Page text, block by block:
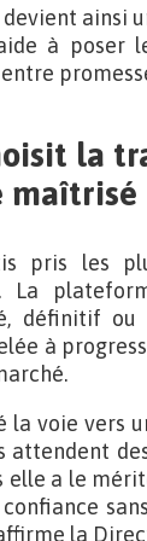
devient
à poser
la
maîtrisé
pris les
La
définitif ou
à
la voie vers
attendent
elle a le
la